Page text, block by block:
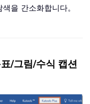
을 간소화합니다。
표/그림/수식 캡션